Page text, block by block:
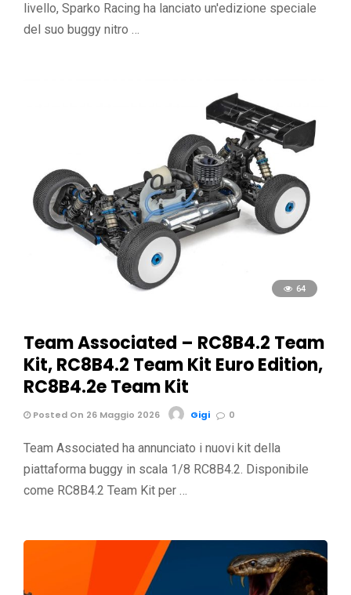
livello, Sparko Racing ha lanciato un'edizione speciale
del suo buggy nitro …
64
Team Associated – RC8B4.2 Team
Kit, RC8B4.2 Team Kit Euro Edition,
RC8B4.2e Team Kit
Posted On 26 Maggio 2026 Gigi 0
Team Associated ha annunciato i nuovi kit della
piattaforma buggy in scala 1/8 RC8B4.2. Disponibile
come RC8B4.2 Team Kit per …